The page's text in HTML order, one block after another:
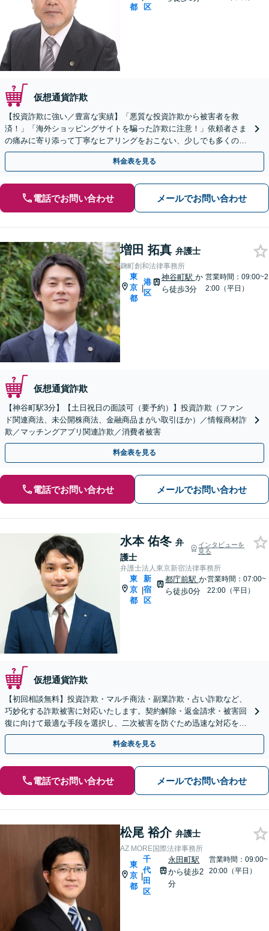
都
区
仮想通貨詐欺
【投資詐欺に強い／豊富な実績】「悪質な投資詐欺から被害者を救
済！」「海外ショッピングサイトを騙った詐欺に注意！」依頼者さま
の痛みに寄り添って丁寧なヒアリングをおこない、少しでも多くの返
金が得られるよう尽力します！
料金表を見る
電話でお問い合わせ メールでお問い合わせ
増田 拓真 弁護士
麹町創和法律事務所
東
京
都
|
港
区
神谷町駅 か
ら徒歩3分
営業時間：09:00~2
2:00（平日）
仮想通貨詐欺
【神谷町駅3分】【土日祝日の面談可（要予約）】投資詐欺（ファン
ド関連商法、未公開株商法、金融商品まがい取引ほか）／情報商材詐
欺／マッチングアプリ関連詐欺／消費者被害
料金表を見る
電話でお問い合わせ メールでお問い合わせ
水本 佑冬 弁
護士
インタビューを
見る
弁護士法人東京新宿法律事務所
東
京
都
|
新
宿
区
都庁前駅 か
ら徒歩0分
営業時間：07:00~
22:00（平日）
仮想通貨詐欺
【初回相談無料】投資詐欺・マルチ商法・副業詐欺・占い詐欺など、
巧妙化する詐欺被害に対応いたします。契約解除・返金請求・被害回
復に向けて最適な手段を選択し、二次被害を防ぐため迅速な対応を心
がけます【都庁前駅直結】【複数拠点あり】
料金表を見る
電話でお問い合わせ メールでお問い合わせ
松尾 裕介 弁護士
AZ MORE国際法律事務所
東
京
都
|
千
代
田
区
永田町駅
から徒歩2
分
営業時間：09:00~
20:00（平日）